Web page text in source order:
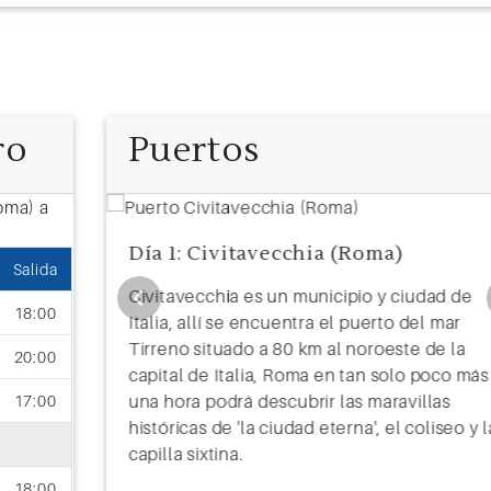
Salida
18:00
20:00
17:00
Puertos
de
la
más de
y la
Día 1: Civitavecchia (Roma)
Civitavecchia es un municipio y ciudad de
Italia, allí se encuentra el puerto del mar
Tirreno situado a 80 km al noroeste de la
capital de Italia, Roma en tan solo poco
una hora podrá descubrir las maravillas
históricas de 'la ciudad eterna', el coliseo y
capilla sixtina.